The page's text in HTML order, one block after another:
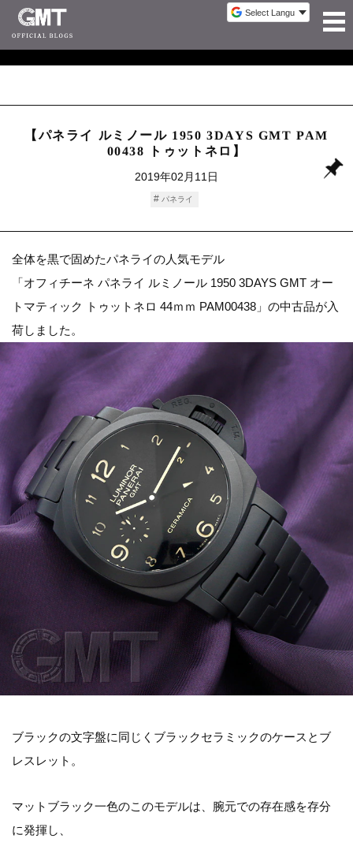
【パネライ ルミノール 1950 3DAYS GMT PAM
00438 トゥットネロ】
2019年02月11日
パネライ
全体を黒で固めたパネライの人気モデル
「オフィチーネ パネライ ルミノール 1950 3DAYS GMT オー
トマティック トゥットネロ 44ｍｍ PAM00438」の中古品が入
荷しました。
ブラックの文字盤に同じくブラックセラミックのケースとブ
レスレット。
マットブラック一色のこのモデルは、腕元での存在感を存分
に発揮し、